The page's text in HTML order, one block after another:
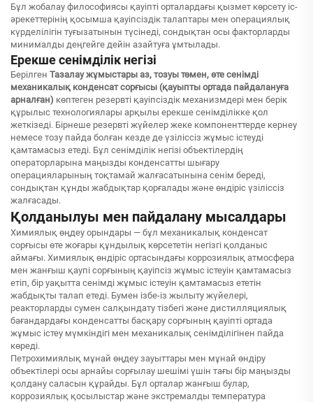
Бұл жобалау философиясы қауіпті орталардағы қызмет көрсету іс-
әрекеттерінің қосымша қауіпсіздік талаптары мен операциялық
күрделілігін туғызатынын түсінеді, сондықтан осы факторларды
минималды деңгейге дейін азайтуға ұмтылады.
Ерекше сенімділік негізі
Берілген Тазалау жұмыстары аз, тозуы төмен, өте сенімді
механикалық конденсат сорғысы (қауыпты ортада пайдалануға
арналған) көптеген резервті қауіпсіздік механизмдері мен берік
құрылыс технологиялары арқылы ерекше сенімділікке қол
жеткізеді. Бірнеше резервті жүйелер жеке компоненттерде кернеу
немесе тозу пайда болған кезде де үзіліссіз жұмыс істеуді
қамтамасыз етеді. Бұл сенімділік негізі объектілердің
операторларына маңызды конденсатты шығару
операцияларының тоқтамай жалғасатынына сенім береді,
сондықтан құнды жабдықтар қорғалады және өндіріс үзіліссіз
жалғасады.
Қолданылуы мен пайдалану мысалдары
Химиялық өңдеу орындары — бұл механикалық конденсат
сорғысы өте жоғары құндылық көрсететін негізгі қолданыс
аймағы. Химиялық өндіріс ортасындағы коррозиялық атмосфера
мен жанғыш қаупі сорғының қауіпсіз жұмыс істеуін қамтамасыз
етіп, бір уақытта сенімді жұмыс істеуін қамтамасыз ететін
жабдықты талап етеді. Бумен ізбе-із жылыту жүйелері,
реакторларды сумен салқындату тізбегі және дистилляциялық
бағандардағы конденсатты басқару сорғының қауіпті ортада
жұмыс істеу мүмкіндігі мен механикалық сенімділігінен пайда
көреді.
Петрохимиялық мұнай өңдеу зауыттары мен мұнай өндіру
объектілері осы арнайы сорғылау шешімі үшін тағы бір маңызды
қолдану саласын құрайды. Бұл орталар жанғыш булар,
коррозиялық қосылыстар және экстремалды температура